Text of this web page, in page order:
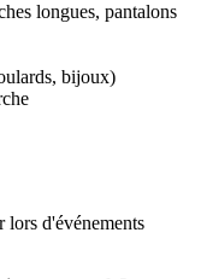
longues, pantalons
bijoux)
lors d'événements